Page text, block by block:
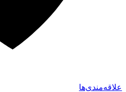
علاقه‌مندی‌ها